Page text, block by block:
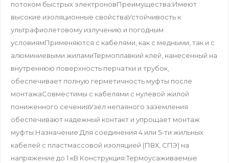
потоком быстрых электроновПреимущества:Имеют
высокие изоляционные свойстваУстойчивость к
ультрафиолетовому излучению и погодным
условиямПрименяются с кабелями, как с медными, так и с
алюминиевыми жиламиТермоплавкий клей, нанесенный на
внутреннюю поверхность перчатки и трубок,
обеспечивает полную герметичность муфты после
монтажаСовместимы с кабелями с нулевой жилой
пониженного сеченияУзел непаяного заземления
обеспечивают надежный контакт и упрощает монтаж
муфты Назначение:Для соединения 4 или 5-ти жильных
кабелей с пластмассовой изоляцией (ПВХ, СПЭ) на
напряжение до 1 кВ Конструкция:Термоусаживаемые